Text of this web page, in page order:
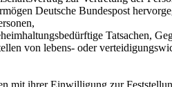
Deutsche Bundespost
Tatsachen,
von lebens- oder
mit ihrer Einwilligung zur